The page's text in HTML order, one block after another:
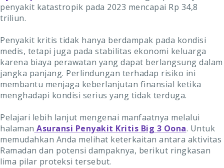
penyakit katastropik pada 2023 mencapai Rp 34,8
triliun.
Penyakit kritis tidak hanya berdampak pada kondisi
medis, tetapi juga pada stabilitas ekonomi keluarga
karena biaya perawatan yang dapat berlangsung dalam
jangka panjang. Perlindungan terhadap risiko ini
membantu menjaga keberlanjutan finansial ketika
menghadapi kondisi serius yang tidak terduga.
Pelajari lebih lanjut mengenai manfaatnya melalui
halaman Asuransi Penyakit Kritis Big 3 Oona. Untuk
memudahkan Anda melihat keterkaitan antara aktivitas
Ramadan dan potensi dampaknya, berikut ringkasan
lima pilar proteksi tersebut.